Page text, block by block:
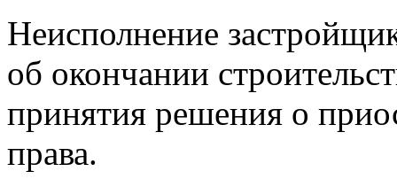
Неисполнение
об окончании
принятия решения о
права.